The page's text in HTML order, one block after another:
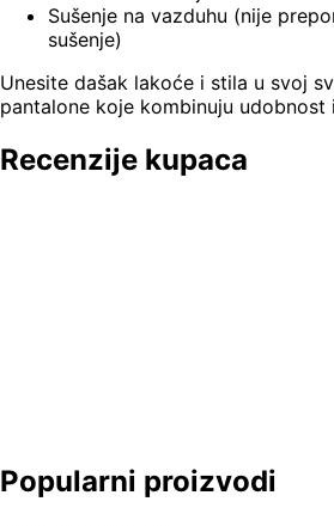
Sušenje na vazduhu (nije
sušenje)
Unesite dašak lakoće i stila u svoj
pantalone koje kombinuju udobnost
Recenzije kupaca
Popularni proizvodi